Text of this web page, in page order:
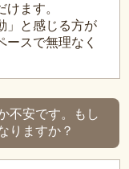
ます。
」と感じる方が
スで無理なく
不安です。もし
りますか？